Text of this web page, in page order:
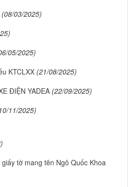
(08/03/2025)
05/2025)
KTCLXX (21/08/2025)
ĐIỆN YADEA (22/09/2025)
11/2025)
tờ mang tên Ngô Quốc Khoa